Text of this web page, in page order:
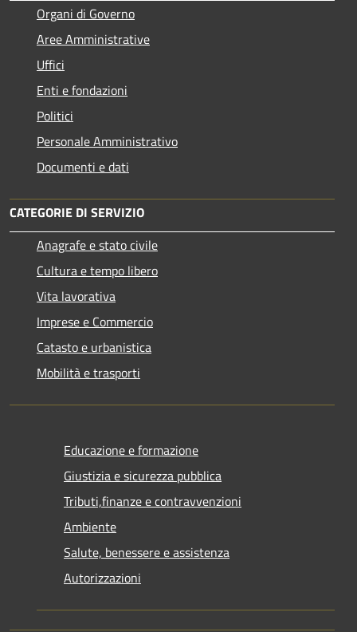
Organi di Governo
Aree Amministrative
Uffici
Enti e fondazioni
Politici
Personale Amministrativo
Documenti e dati
CATEGORIE DI SERVIZIO
Anagrafe e stato civile
Cultura e tempo libero
Vita lavorativa
Imprese e Commercio
Catasto e urbanistica
Mobilità e trasporti
Educazione e formazione
Giustizia e sicurezza pubblica
Tributi,finanze e contravvenzioni
Ambiente
Salute, benessere e assistenza
Autorizzazioni